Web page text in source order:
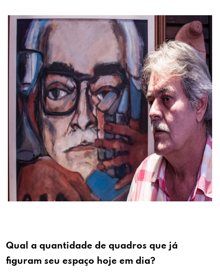
Qual a quantidade de quadros que já
figuram seu espaço hoje em dia?